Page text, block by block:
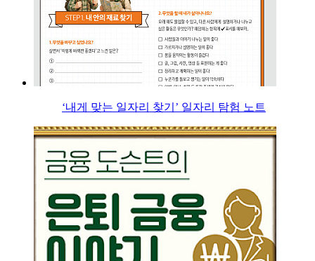
‘내게 맞는 일자리 찾기’ 일자리 탐험 노트